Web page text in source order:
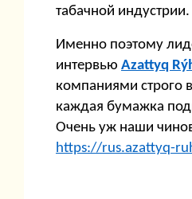
табачной
Именно поэтому
интервью Azattyq
компаниями строго
каждая бумажка
Очень уж наши
https://rus.azattyq-